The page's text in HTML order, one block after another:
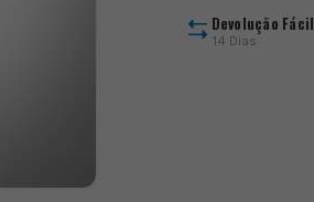
Devolução Fácil
14 Dias